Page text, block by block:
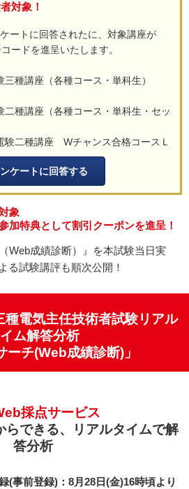
対象！
ートに回答されたに、対象講座が
ードを進呈いたします。
種講座（各種コース・単科生）
二種講座（各種コース・単科生・セッ
験二種講座 Wチャンス合格コースＬ
ケートに回答する
象
加特典として割引クーポンを進呈！
Web成績診断）』を本試験当日実
る試験講評も順次公開！
種電気主任技術者試験リアル
ム解答分析
ーチ(Web成績診断)」
採点サービス
らできる、リアルタイムで解
答分析
(事前登録)：8月28日(金)16時頃より